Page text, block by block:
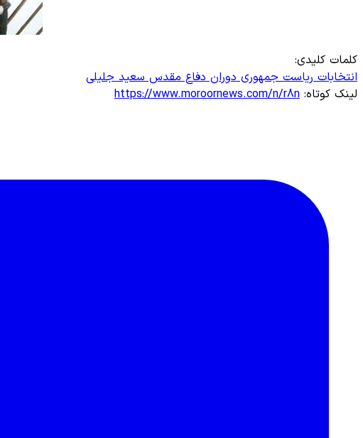
کلمات کلیدی:
انتخابات ریاست جمهوریدوران دفاع مقدسسعید جلیلی
لینک کوتاه: https://www.moroornews.com/n/r8n